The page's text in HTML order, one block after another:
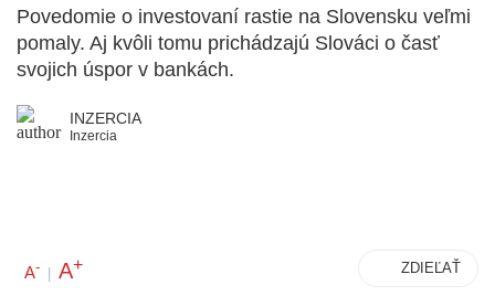
Povedomie o investovaní rastie na Slovensku veľmi
pomaly. Aj kvôli tomu prichádzajú Slováci o časť
svojich úspor v bankách.
INZERCIA
Inzercia
A- | A+ ZDIEĽAŤ